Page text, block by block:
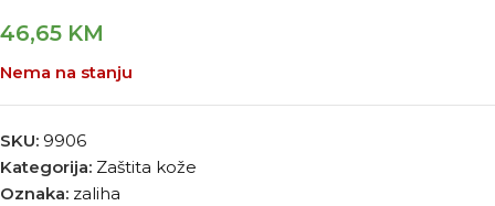
46,65 KM
Nema na stanju
SKU: 9906
Kategorija: Zaštita kože
Oznaka: zaliha